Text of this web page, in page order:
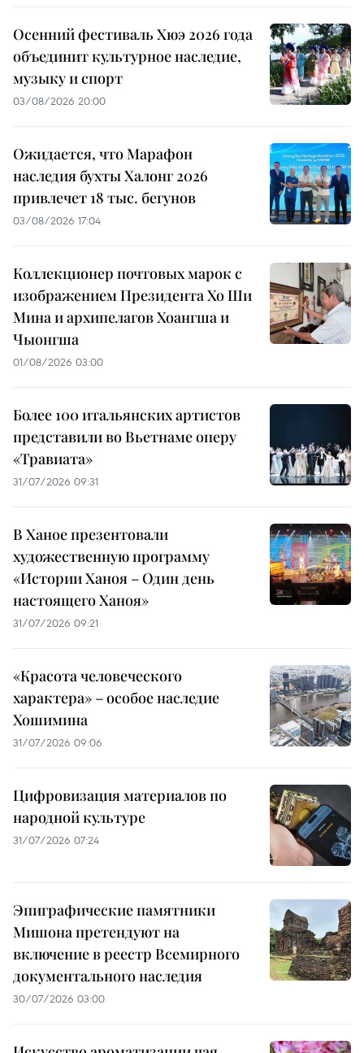
Осенний фестиваль Хюэ 2026 года
объединит культурное наследие,
музыку и спорт
03/08/2026 20:00
Ожидается, что Марафон
наследия бухты Халонг 2026
привлечет 18 тыс. бегунов
03/08/2026 17:04
Коллекционер почтовых марок с
изображением Президента Хо Ши
Мина и архипелагов Хоангша и
Чыонгша
01/08/2026 03:00
Более 100 итальянских артистов
представили во Вьетнаме оперу
«Травиата»
31/07/2026 09:31
В Ханое презентовали
художественную программу
«Истории Ханоя – Один день
настоящего Ханоя»
31/07/2026 09:21
«Красота человеческого
характера» – особое наследие
Хошимина
31/07/2026 09:06
Цифровизация материалов по
народной культуре
31/07/2026 07:24
Эпиграфические памятники
Мишона претендуют на
включение в реестр Всемирного
документального наследия
30/07/2026 03:00